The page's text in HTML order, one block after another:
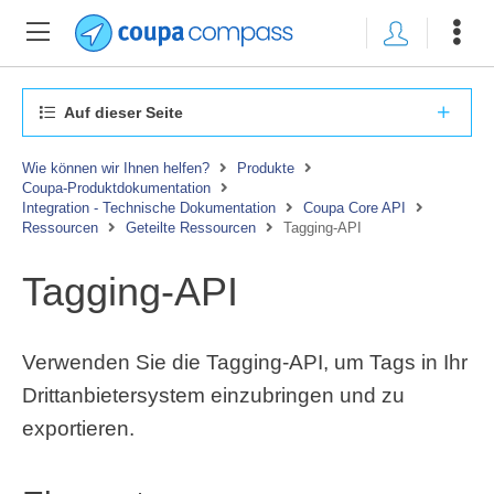
Auf dieser Seite
Wie können wir Ihnen helfen?
Produkte
Coupa-Produktdokumentation
Integration - Technische Dokumentation
Coupa Core API
Ressourcen
Geteilte Ressourcen Tagging-API
Tagging-API
Verwenden Sie die Tagging-API, um Tags in Ihr
Drittanbietersystem einzubringen und zu
exportieren.